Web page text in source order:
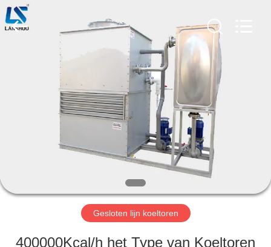
PRODUCTEN
ONGEVEER
FABRIEKSREIS
KWALITEITSCONTROLE
Lanshuo
Electronics
Co.,
Ltd.
Gesloten lijn koeltoren
400000Kcal/h het Type van Koeltoren